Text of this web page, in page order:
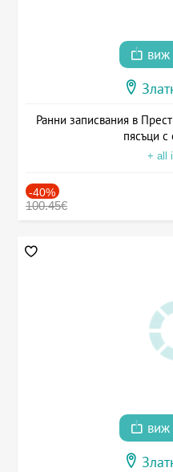
виж
Ранни записвания в
пясъци с
+ all
-40%
100.45€
виж